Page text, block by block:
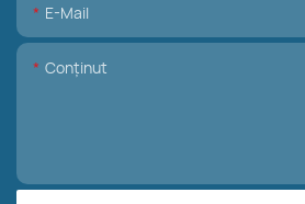
E-Mail
Conţinut